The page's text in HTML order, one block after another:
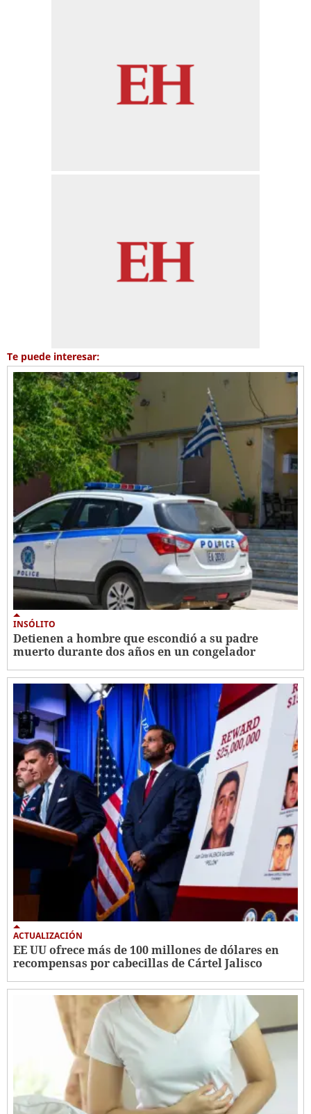
Te puede interesar:
INSÓLITO
Detienen a hombre que escondió a su padre
muerto durante dos años en un congelador
ACTUALIZACIÓN
EE UU ofrece más de 100 millones de dólares en
recompensas por cabecillas de Cártel Jalisco